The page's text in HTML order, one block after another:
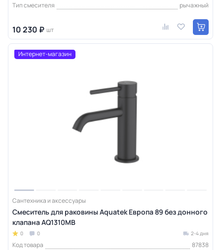
Тип смесителя
рычажный
10 230 ₽ шт
Интернет-магазин
Сантехника и аксессуары
Смеситель для раковины Aquatek Европа 89 без донного
клапана AQ1310MB
0 0 2-4 дня
Код товара
87838